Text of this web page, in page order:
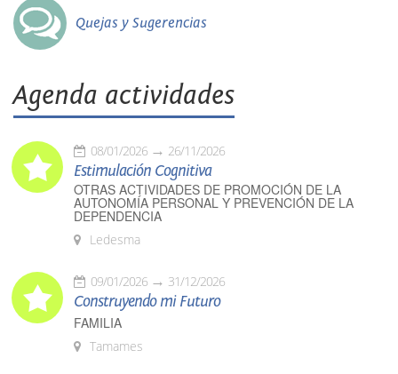
Quejas y Sugerencias
Agenda actividades
08/01/2026 26/11/2026
Estimulación Cognitiva
OTRAS ACTIVIDADES DE PROMOCIÓN DE LA
AUTONOMÍA PERSONAL Y PREVENCIÓN DE LA
DEPENDENCIA
Ledesma
09/01/2026 31/12/2026
Construyendo mi Futuro
FAMILIA
Tamames